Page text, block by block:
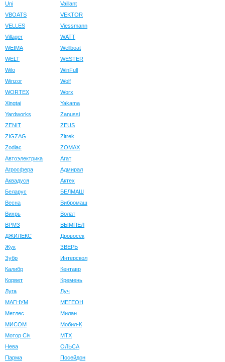
Uni
Vaillant
VBOATS
VEKTOR
VELLES
Viessmann
Villager
WATT
WEIMA
Wellboat
WELT
WESTER
Wilo
WinFull
Winzor
Wolf
WORTEX
Worx
Xingtai
Yakama
Yardworks
Zanussi
ZENIT
ZEUS
ZIGZAG
Zitrek
Zodiac
ZOMAX
Автоэлектрика
Агат
Агросфера
Адмирал
Аквадуся
Актех
Беларус
БЕЛМАШ
Весна
Вибромаш
Вихрь
Волат
ВРМЗ
ВЫМПЕЛ
ДЖИЛЕКС
Дровосек
Жук
ЗВЕРЬ
Зубр
Интерскол
Калибр
Кентавр
Корвет
Кремень
Луга
Луч
МАГНУМ
МЕГЕОН
Метлес
Милан
МИСОМ
Мобил-К
Мотор Сiч
МТХ
Нева
ОЛЬСА
Парма
Посейдон